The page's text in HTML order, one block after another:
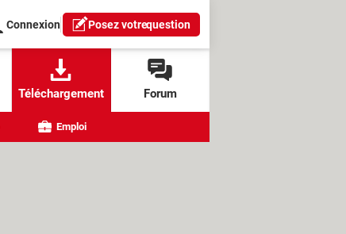
Connexion Posez votrequestion
Téléchargement Forum
Emploi